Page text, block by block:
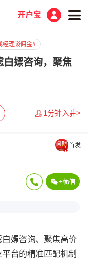
开户宝
经理谈佣金#
白嫖咨询，聚焦
1分钟入驻>
首发
嫖咨询、聚焦高价
台的精准匹配机制